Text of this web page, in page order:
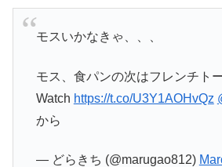
モスいかなきゃ、、、
モス、食パンの次はフレンチト
Watch https://t.co/U3Y1AOHvQz
から
— どらきち (@marugao812)